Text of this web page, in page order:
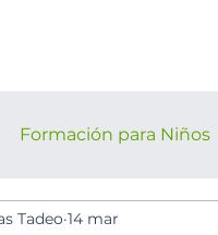
Formación para Niños
Sant Eventos
Tadeo 14 mar